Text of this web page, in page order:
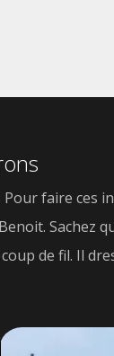
Pour faire ces
Sachez
de fil. Il